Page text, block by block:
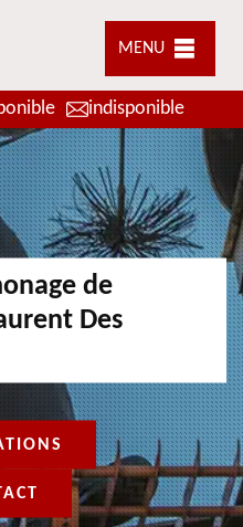
MENU
indisponible
de
Des